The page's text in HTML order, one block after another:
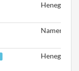
Namen